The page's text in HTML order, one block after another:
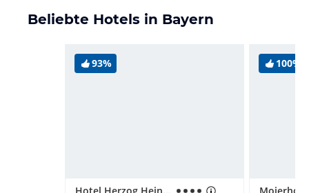
Beliebte Hotels in Bayern
93% 100%